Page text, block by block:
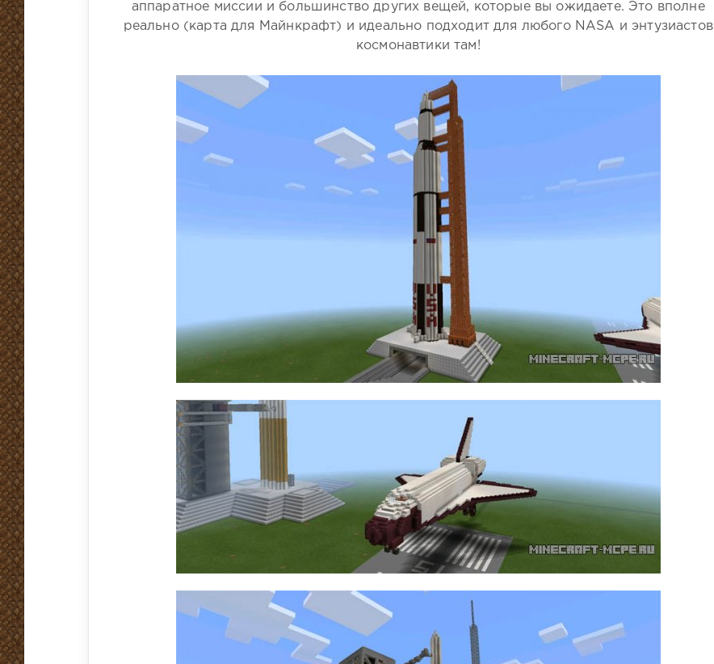
аппаратное миссии и большинство других вещей, которые вы ожидаете. Это вполне
реально (карта для Майнкрафт) и идеально подходит для любого NASA и энтузиастов
космонавтики там!